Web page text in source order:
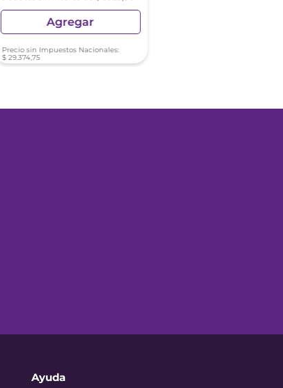
Agregar
Precio sin Impuestos Nacionales:
$ 29.374,75
Ayuda